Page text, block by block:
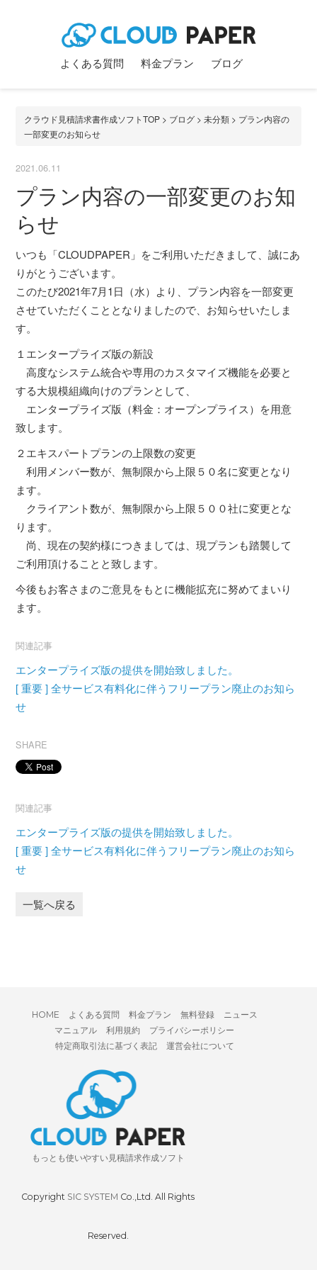
よくある質問 料金プラン ブログ
クラウド見積請求書作成ソフトTOP > ブログ >未分類 > プラン内容の
一部変更のお知らせ
2021.06.11
プラン内容の一部変更のお知
らせ
いつも「CLOUDPAPER」をご利用いただきまして、誠にあ
りがとうございます。
このたび2021年7月1日（水）より、プラン内容を一部変更
させていただくこととなりましたので、お知らせいたしま
す。
１エンタープライズ版の新設
高度なシステム統合や専用のカスタマイズ機能を必要と
する大規模組織向けのプランとして、
エンタープライズ版（料金：オープンプライス）を用意
致します。
２エキスパートプランの上限数の変更
利用メンバー数が、無制限から上限５０名に変更となり
ます。
クライアント数が、無制限から上限５００社に変更とな
ります。
尚、現在の契約様につきましては、現プランも踏襲して
ご利用頂けることと致します。
今後もお客さまのご意見をもとに機能拡充に努めてまいり
ます。
関連記事
エンタープライズ版の提供を開始致しました。
[ 重要 ] 全サービス有料化に伴うフリープラン廃止のお知ら
せ
SHARE
関連記事
エンタープライズ版の提供を開始致しました。
[ 重要 ] 全サービス有料化に伴うフリープラン廃止のお知ら
せ
一覧へ戻る
HOME よくある質問 料金プラン 無料登録
ニュース
マニュアル
利用規約
プライバシーポリシー
特定商取引法に基づく表記
運営会社について
もっとも使いやすい見積請求作成ソフト
Copyright SIC SYSTEM Co.,Ltd. All Rights
Reserved.